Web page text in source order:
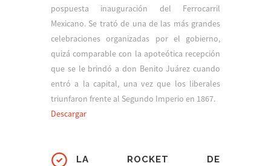
pospuesta inauguración del Ferrocarril
Mexicano. Se trató de una de las más grandes
celebraciones organizadas por el gobierno,
quizá comparable con la apoteótica recepción
que se le brindó a don Benito Juárez cuando
entró a la capital, una vez que los liberales
triunfaron frente al Segundo Imperio en 1867.
Descargar
LA ROCKET DE